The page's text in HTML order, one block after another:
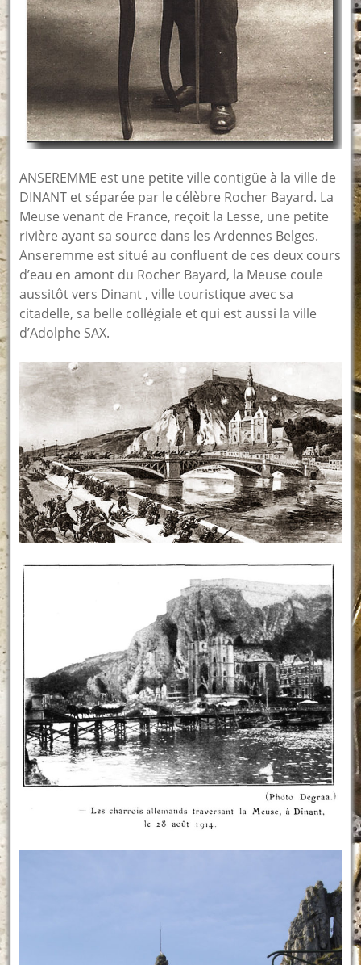
ANSEREMME est une petite ville contigüe à la ville de
DINANT et séparée par le célèbre Rocher Bayard. La
Meuse venant de France, reçoit la Lesse, une petite
rivière ayant sa source dans les Ardennes Belges.
Anseremme est situé au confluent de ces deux cours
d’eau en amont du Rocher Bayard, la Meuse coule
aussitôt vers Dinant , ville touristique avec sa
citadelle, sa belle collégiale et qui est aussi la ville
d’Adolphe SAX.